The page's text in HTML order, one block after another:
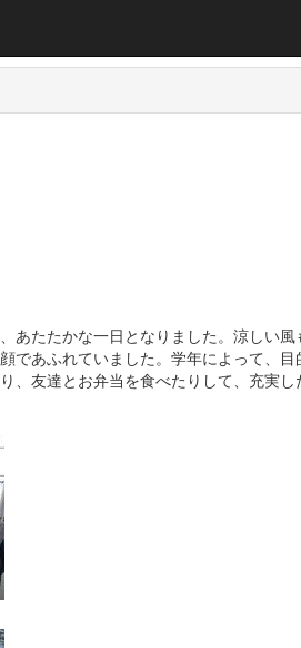
たたかな一日となりました。涼しい風
あふれていました。学年によって、目
、友達とお弁当を食べたりして、充実し